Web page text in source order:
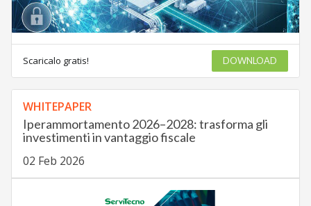
Scaricalo gratis! DOWNLOAD
WHITEPAPER
Iperammortamento 2026–2028: trasforma gli
investimenti in vantaggio fiscale
02 Feb 2026